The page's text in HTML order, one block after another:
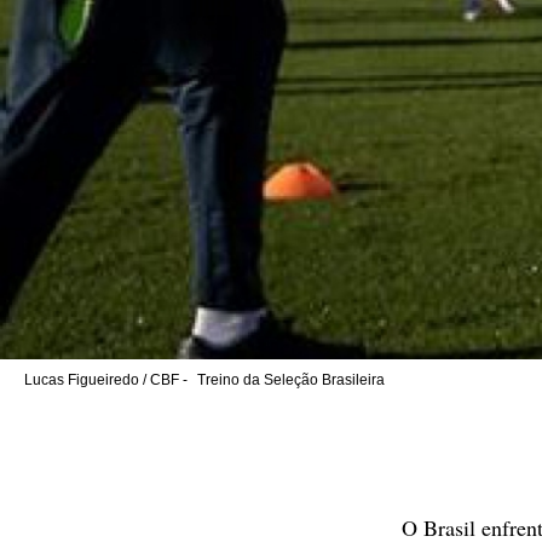
Lucas Figueiredo / CBF - Treino da Seleção Brasileira
O Brasil